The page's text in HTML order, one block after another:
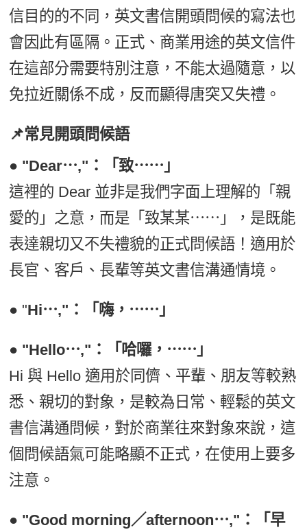
信目的的不同，英文書信開頭問候的寫法也
會因此有區隔。正式、商業用途的英文信件
在這部分需要特別注意，不能太過隨意，以
免拉近關係不成，反而顯得唐突又失禮。
📌常見開頭問候語
● "Dear⋯,"：「致⋯⋯」
這裡的 Dear 並非是我們字面上理解的「親
愛的」之意，而是「致某某⋯⋯」，是既能
表達親切又不失禮貌的正式問候語！適用於
長官、客戶、長輩等英文書信溝通情境。
● "Hi⋯,"：「嗨，⋯⋯」
● "Hello⋯,"：「哈囉，⋯⋯」
Hi 與 Hello 適用於同儕、平輩、朋友等較熟
悉、親切的對象，是較為日常、輕鬆的英文
書信溝通問候，對於商業往來對象來說，這
個問候語氣可能略顯不正式，在使用上要多
注意。
● "Good morning／afternoon⋯,"：「早